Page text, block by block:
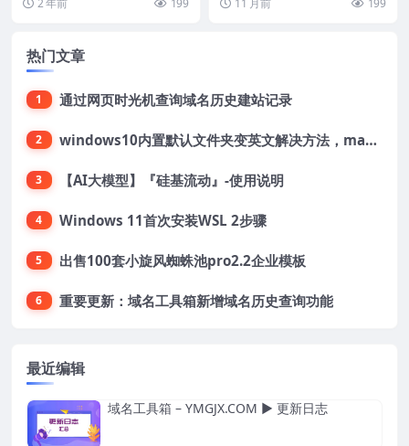
立小工具。可以说诚意...
2 年前 199
目前人工智能可以说...
11 月前 199
热门文章
1 通过网页时光机查询域名历史建站记录
2 windows10内置默认文件夹变英文解决方法，macOS桌面文件夹变英文解决方法
3 【AI大模型】『硅基流动』-使用说明
4 Windows 11首次安装WSL 2步骤
5 出售100套小旋风蜘蛛池pro2.2企业模板
6 重要更新：域名工具箱新增域名历史查询功能
最近编辑
域名工具箱 – YMGJX.COM ▶ 更新日志